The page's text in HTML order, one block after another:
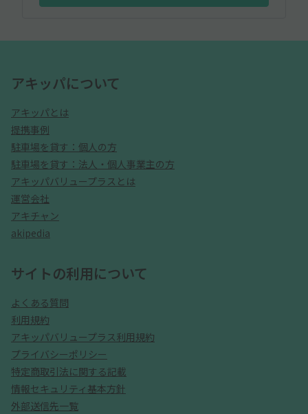
アキッパについて
アキッパとは
提携事例
駐車場を貸す：個人の方
駐車場を貸す：法人・個人事業主の方
アキッパバリュープラスとは
運営会社
アキチャン
akipedia
サイトの利用について
よくある質問
利用規約
アキッパバリュープラス利用規約
プライバシーポリシー
特定商取引法に関する記載
情報セキュリティ基本方針
外部送信先一覧